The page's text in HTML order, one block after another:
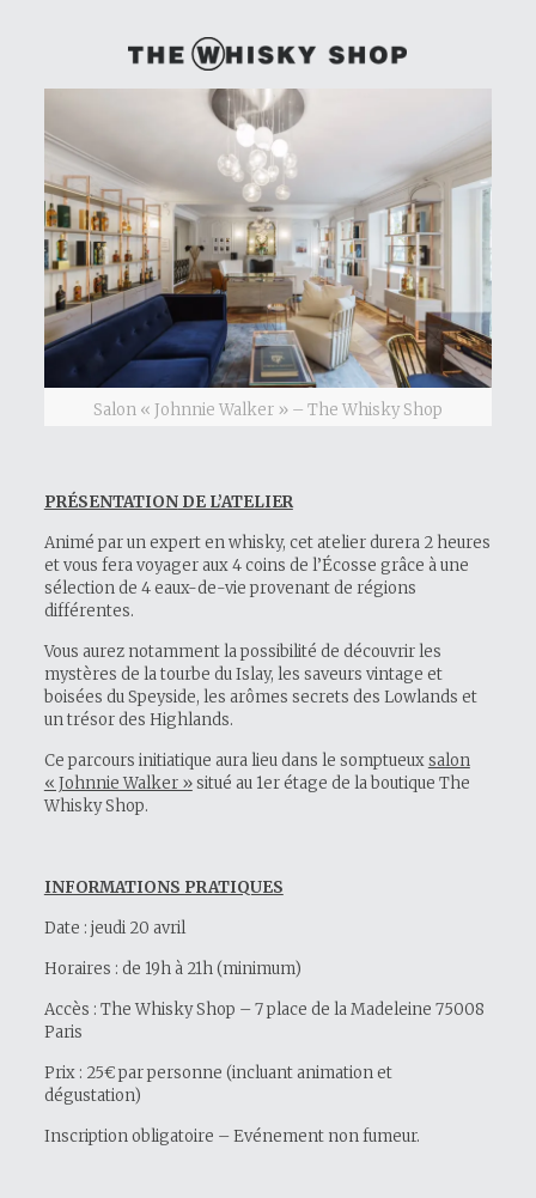
Salon « Johnnie Walker » – The Whisky Shop
PRÉSENTATIONDE L’ATELIER
Animé par un expert en whisky, cet atelier durera 2 heures
et vous fera voyager aux 4 coins de l’Écosse grâce à une
sélection de 4 eaux-de-vie provenant de régions
différentes.
Vous aurez notamment la possibilité de découvrir les
mystères de la tourbe du Islay, les saveurs vintage et
boisées du Speyside, les arômes secrets des Lowlands et
un trésor des Highlands.
Ce parcours initiatique aura lieu dans le somptueuxsalon
« Johnnie Walker »situé au 1er étage de la boutique The
Whisky Shop.
INFORMATIONS PRATIQUES
Date : jeudi 20 avril
Horaires : de 19h à 21h (minimum)
Accès : The Whisky Shop – 7 place de la Madeleine 75008
Paris
Prix : 25€ par personne (incluant animation et
dégustation)
Inscription obligatoire – Evénement non fumeur.